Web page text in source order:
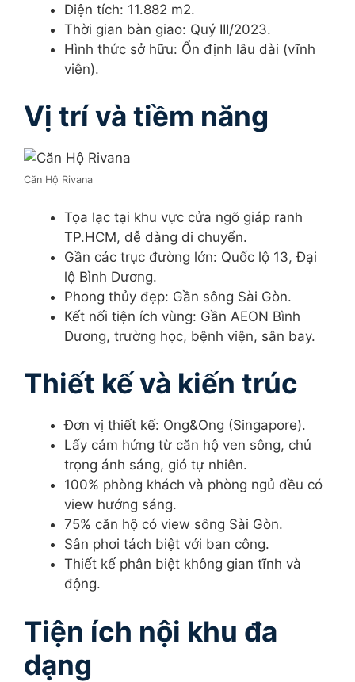
Diện tích: 11.882 m2.
Thời gian bàn giao: Quý III/2023.
Hình thức sở hữu: Ổn định lâu dài (vĩnh
viễn).
Vị trí và tiềm năng
Căn Hộ Rivana
Tọa lạc tại khu vực cửa ngõ giáp ranh
TP.HCM, dễ dàng di chuyển.
Gần các trục đường lớn: Quốc lộ 13, Đại
lộ Bình Dương.
Phong thủy đẹp: Gần sông Sài Gòn.
Kết nối tiện ích vùng: Gần AEON Bình
Dương, trường học, bệnh viện, sân bay.
Thiết kế và kiến trúc
Đơn vị thiết kế: Ong&Ong (Singapore).
Lấy cảm hứng từ căn hộ ven sông, chú
trọng ánh sáng, gió tự nhiên.
100% phòng khách và phòng ngủ đều có
view hướng sáng.
75% căn hộ có view sông Sài Gòn.
Sân phơi tách biệt với ban công.
Thiết kế phân biệt không gian tĩnh và
động.
Tiện ích nội khu đa
dạng